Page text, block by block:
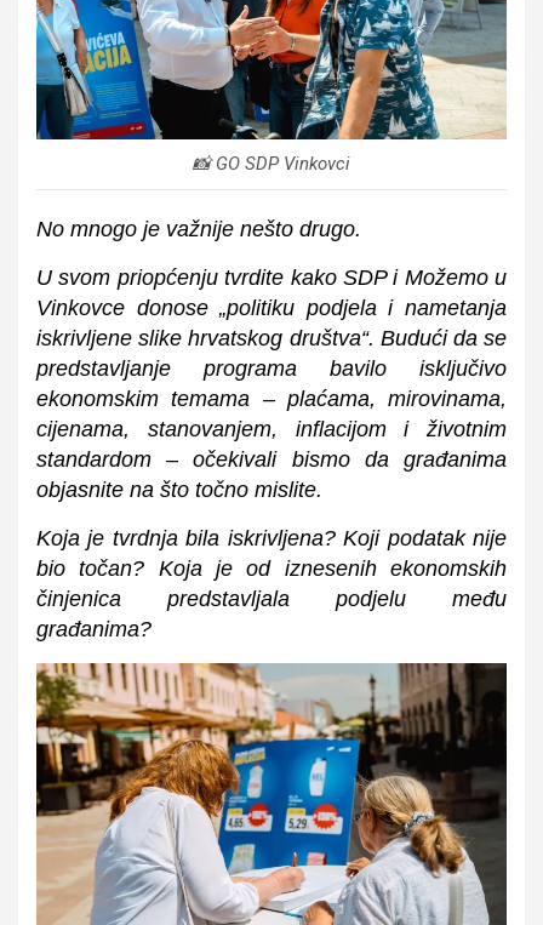
📸 GO SDP Vinkovci
No mnogo je važnije nešto drugo.
U svom priopćenju tvrdite kako SDP i Možemo u
Vinkovce donose „politiku podjela i nametanja
iskrivljene slike hrvatskog društva“. Budući da se
predstavljanje programa bavilo isključivo
ekonomskim temama – plaćama, mirovinama,
cijenama, stanovanjem, inflacijom i životnim
standardom – očekivali bismo da građanima
objasnite na što točno mislite.
Koja je tvrdnja bila iskrivljena? Koji podatak nije
bio točan? Koja je od iznesenih ekonomskih
činjenica predstavljala podjelu među
građanima?